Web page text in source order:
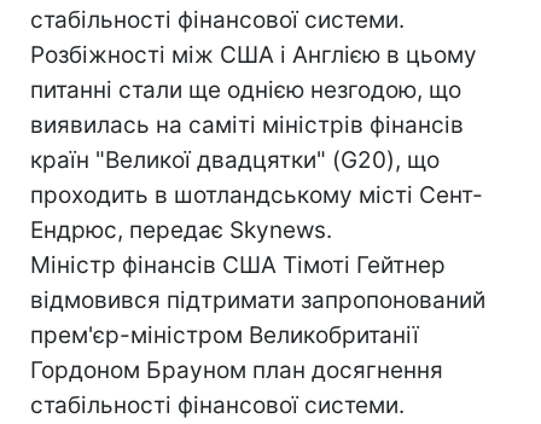
стабільності фінансової системи.
Розбіжності між США і Англією в цьому
питанні стали ще однією незгодою, що
виявилась на саміті міністрів фінансів
країн "Великої двадцятки" (G20), що
проходить в шотландському місті Сент-
Ендрюс, передає Skynews.
Міністр фінансів США Тімоті Гейтнер
відмовився підтримати запропонований
прем'єр-міністром Великобританії
Гордоном Брауном план досягнення
стабільності фінансової системи.